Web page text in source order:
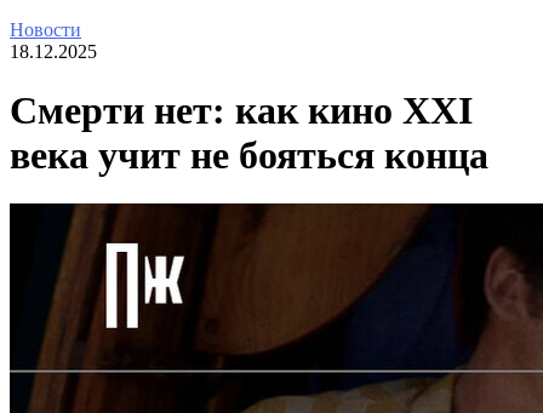
Новости
18.12.2025
Смерти нет: как кино XXI
века учит не бояться конца